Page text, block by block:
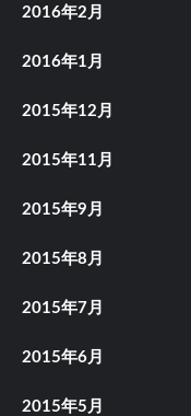
2016年2月
2016年1月
2015年12月
2015年11月
2015年9月
2015年8月
2015年7月
2015年6月
2015年5月